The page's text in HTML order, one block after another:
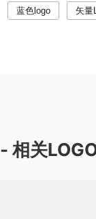
蓝色logo 矢量
- 相关